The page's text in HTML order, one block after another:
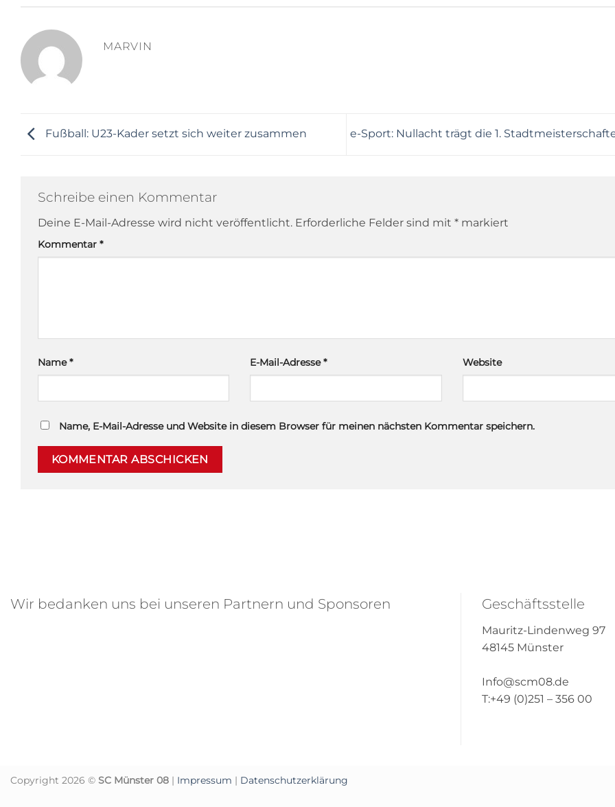
MARVIN
Fußball: U23-Kader setzt sich weiter zusammen e-Sport: Nullacht trägt die 1.
Schreibe einen Kommentar
Deine E-Mail-Adresse wird nicht veröffentlicht. Erforderliche Felder sind mit * markiert
Kommentar *
Name* E-Mail-Adresse* Website
Name, E-Mail-Adresse und Website in diesem Browser für meinen nächsten Kommentar speichern.
Wir bedanken uns bei unseren Partnern und Sponsoren Geschäftsstelle
Mauritz-Lindenweg 97
48145 Münster
Info@scm08.de
T:+49 (0)251 – 356 00
Copyright 2026 © SC Münster 08 | Impressum | Datenschutzerklärung